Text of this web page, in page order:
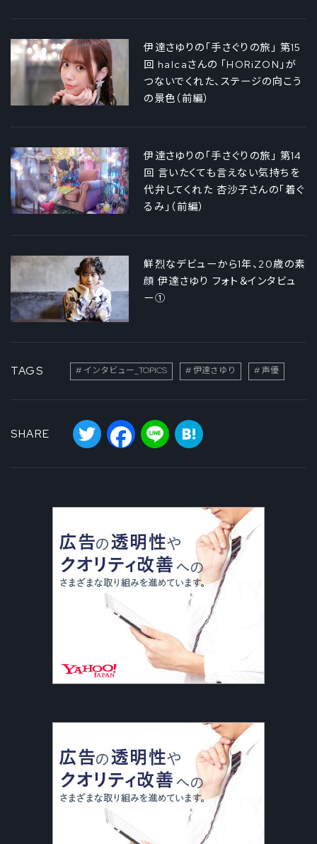
伊達さゆりの「手さぐりの旅」 第15
回 halcaさんの 「HORiZON」が
つないでくれた、ステージの向こう
の景色（前編）
伊達さゆりの「手さぐりの旅」 第14
回 言いたくても言えない気持ちを
代弁してくれた 杏沙子さんの「着ぐ
るみ」（前編）
鮮烈なデビューから1年、20歳の素
顔 伊達さゆり フォト＆インタビュ
ー①
TAGS インタビュー_TOPICS 伊達さゆり 声優
SHARE
Twitter Facebook
Line